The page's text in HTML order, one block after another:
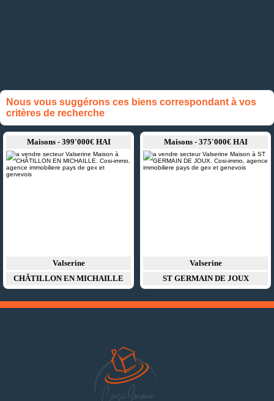
Nous vous suggérons ces biens correspondant à vos
critères de recherche
Maisons - 399'000€ HAI
Valserine
CHÂTILLON EN MICHAILLE
Maisons - 375'000€ HAI
Valserine
ST GERMAIN DE JOUX